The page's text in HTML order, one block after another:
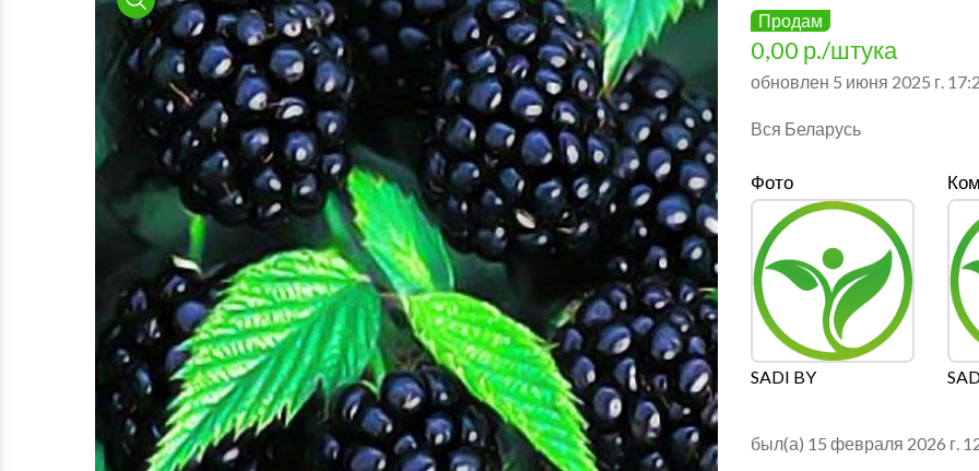
Продам
0,00 р./штука
обновлен 5 июня 2025 г.
Вся Беларусь
Фото
SADI BY
был(а) 15 февраля 2026 г.